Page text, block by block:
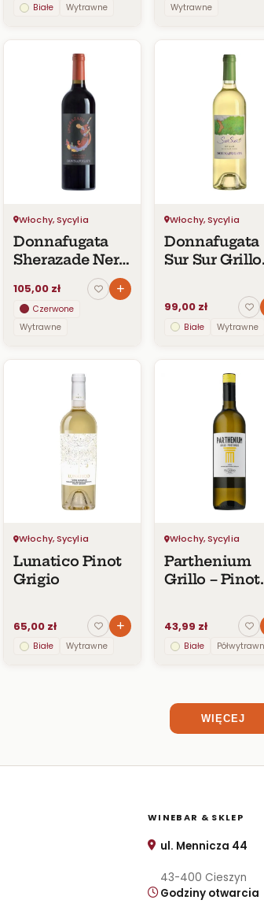
Białe Wytrawne
Wytrawne
Włochy, Sycylia
Donnafugata
Sherazade Nero
d’Avola Sicilia
DOC
105,00 zł
Czerwone
Wytrawne
Włochy, Sycylia
Donnafugata
Sur Sur Grillo
99,00 zł
Białe Wytrawne
Włochy, Sycylia
Lunatico Pinot
Grigio
65,00 zł
Białe Wytrawne
Włochy, Sycylia
Parthenium
Grillo – Pinot
43,99 zł
Białe
WIĘCEJ
WINEBAR & SKLEP
ul. Mennicza 44
43-400 Cieszyn
Godziny otwarcia